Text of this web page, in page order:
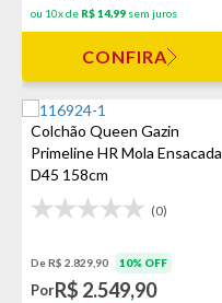
ou 10x de R$ 14,99 sem juros
CONFIRA
Colchão Queen Gazin
Primeline HR Mola Ensacada
D45 158cm
(0)
De R$ 2.829,90 10% OFF
PorR$ 2.549,90